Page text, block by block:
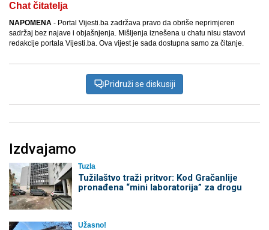
Chat čitatelja
NAPOMENA - Portal Vijesti.ba zadržava pravo da obriše neprimjeren
sadržaj bez najave i objašnjenja. Mišljenja iznešena u chatu nisu stavovi
redakcije portala Vijesti.ba. Ova vijest je sada dostupna samo za čitanje.
Pridruži se diskusiji
Izdvajamo
Tuzla
Tužilaštvo traži pritvor: Kod Gračanlije
pronađena “mini laboratorija” za drogu
Užasno!